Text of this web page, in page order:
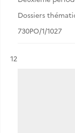
Dossiers
730PO/1/1027
Résultat n°
12